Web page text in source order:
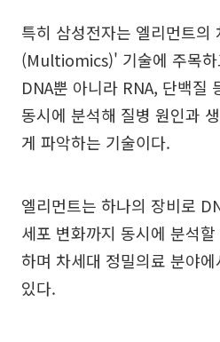
특히 삼성전자는 엘리먼트의
(Multiomics)' 기술에 주목하
DNA뿐 아니라 RNA, 단백질
동시에 분석해 질병 원인과
게 파악하는 기술이다.
엘리먼트는 하나의 장비로
세포 변화까지 동시에 분석
하며 차세대 정밀의료 분야
있다.